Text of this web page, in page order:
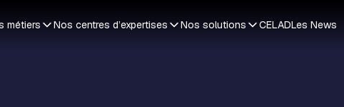
métiers Nos centres d’expertises Nos solutions CELADLes News